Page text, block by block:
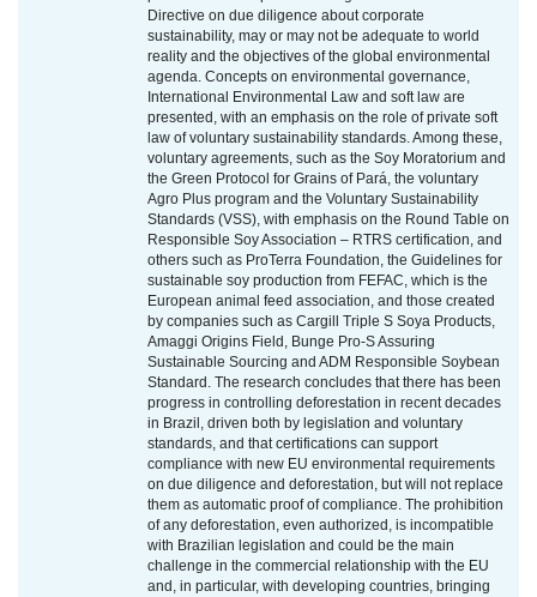
Directive on due diligence about corporate
sustainability, may or may not be adequate to world
reality and the objectives of the global environmental
agenda. Concepts on environmental governance,
International Environmental Law and soft law are
presented, with an emphasis on the role of private soft
law of voluntary sustainability standards. Among these,
voluntary agreements, such as the Soy Moratorium and
the Green Protocol for Grains of Pará, the voluntary
Agro Plus program and the Voluntary Sustainability
Standards (VSS), with emphasis on the Round Table on
Responsible Soy Association – RTRS certification, and
others such as ProTerra Foundation, the Guidelines for
sustainable soy production from FEFAC, which is the
European animal feed association, and those created
by companies such as Cargill Triple S Soya Products,
Amaggi Origins Field, Bunge Pro-S Assuring
Sustainable Sourcing and ADM Responsible Soybean
Standard. The research concludes that there has been
progress in controlling deforestation in recent decades
in Brazil, driven both by legislation and voluntary
standards, and that certifications can support
compliance with new EU environmental requirements
on due diligence and deforestation, but will not replace
them as automatic proof of compliance. The prohibition
of any deforestation, even authorized, is incompatible
with Brazilian legislation and could be the main
challenge in the commercial relationship with the EU
and, in particular, with developing countries, bringing